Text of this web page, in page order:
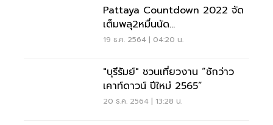
Pattaya Countdown 2022 จัด
เต็มพลุ2หมื่นนัด
คอนเสิร์ตBamBam ก็อตเซเวนร่วม
19 ธ.ค. 2564 | 04:20 น.
"บุรีรัมย์" ชวนเที่ยวงาน “ชักว่าว
เคาท์ดาวน์ ปีใหม่ 2565”
20 ธ.ค. 2564 | 13:28 น.